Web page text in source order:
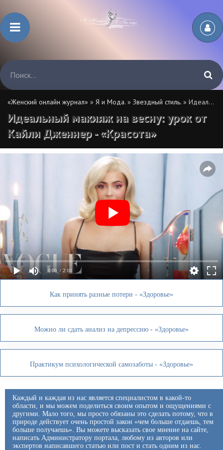
«Женский онлайн журнал» » Я и Мода. » Звездный стиль. » Идеальный макияж на весну: урок от Кайли Дженнер - «Красота»
Идеальный макияж на весну: урок от
Кайли Дженнер - «Красота»
0:00 / 2:10
Как принять разные потери - «Здоровье»
Можно ли сдать анализ на депрессию - «Здоровье»
Практикум психологической самозаботы - «Здоровье»
Каждый и каждая из нас является специалистом в какой-то
области, и мы можем поделиться своим опытом и ощущениями с
другими. Мало того, мы просто обязаны это сделать потому, что в
природе действует очень простой закон «чем больше отдаешь, тем
больше получаешь». Вы можете высказать свое мнение на сайте,
написать Администратору портала, любому из авторов или
экспертов написавшего статью или пост и стать одним из нас.